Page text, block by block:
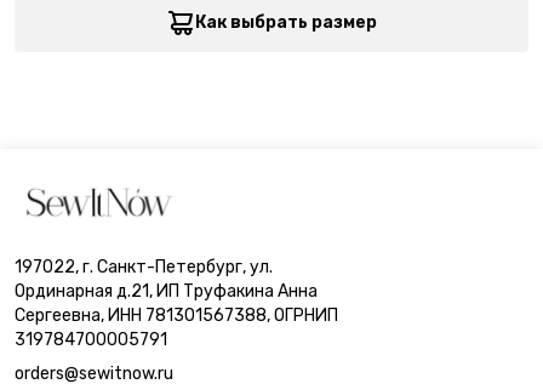
Как выбрать размер
197022, г. Санкт-Петербург, ул.
Ординарная д.21, ИП Труфакина Анна
Сергеевна, ИНН 781301567388, ОГРНИП
319784700005791
orders@sewitnow.ru